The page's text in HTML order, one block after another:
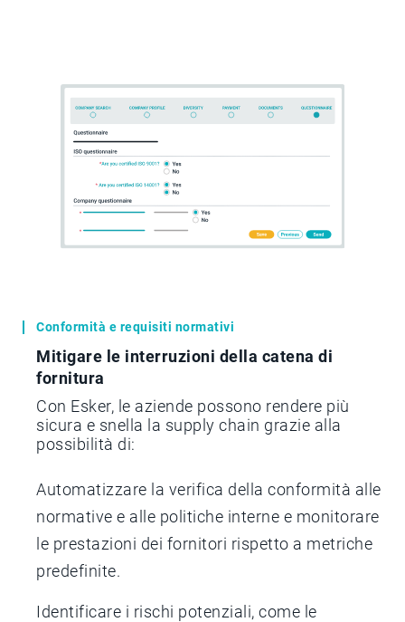
Conformità e requisiti normativi
Mitigare le interruzioni della catena di
fornitura
Con Esker, le aziende possono rendere più
sicura e snella la supply chain grazie alla
possibilità di:
Automatizzare la verifica della conformità alle
normative e alle politiche interne e monitorare
le prestazioni dei fornitori rispetto a metriche
predefinite.
Identificare i rischi potenziali, come le